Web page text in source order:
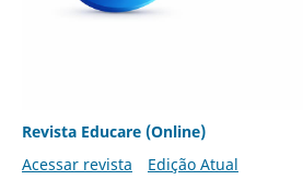
Revista Educare (Online)
Acessar revista
Edição Atual